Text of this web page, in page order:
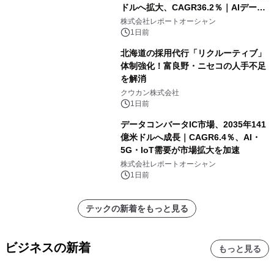
ドルへ拡大、CAGR36.2％｜AIデータ
センター・高速光通信需要が成長を加
速
株式会社レポートオーシャン
1日前
北海道の採用代行「リクルーティブ」
体制強化！富良野・ニセコの人手不足
を解消
クウカン株式会社
1日前
データコンバータIC市場、2035年141
億米ドルへ成長｜CAGR6.4％、AI・
5G・IoT需要が市場拡大を加速
株式会社レポートオーシャン
1日前
テックの新着をもっと見る
ビジネスの新着 もっと見る